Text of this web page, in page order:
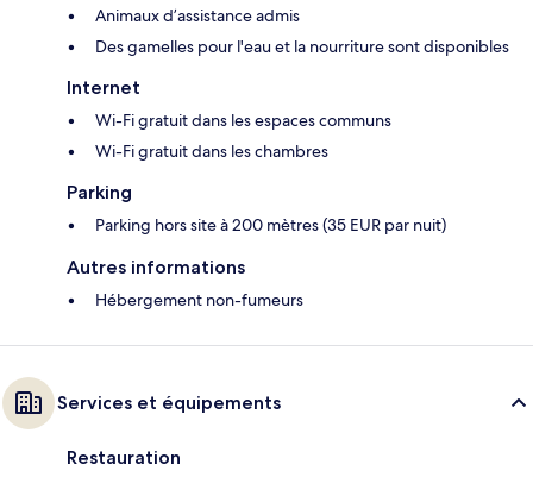
Animaux d’assistance admis
Des gamelles pour l'eau et la nourriture sont disponibles
Internet
Wi-Fi gratuit dans les espaces communs
Wi-Fi gratuit dans les chambres
Parking
Parking hors site à 200 mètres (35 EUR par nuit)
Autres informations
Hébergement non-fumeurs
Services et équipements
Restauration